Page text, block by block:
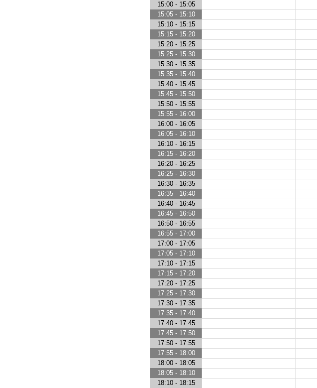
15:00 - 15:05
15:05 - 15:10
15:10 - 15:15
15:15 - 15:20
15:20 - 15:25
15:25 - 15:30
15:30 - 15:35
15:35 - 15:40
15:40 - 15:45
15:45 - 15:50
15:50 - 15:55
15:55 - 16:00
16:00 - 16:05
16:05 - 16:10
16:10 - 16:15
16:15 - 16:20
16:20 - 16:25
16:25 - 16:30
16:30 - 16:35
16:35 - 16:40
16:40 - 16:45
16:45 - 16:50
16:50 - 16:55
16:55 - 17:00
17:00 - 17:05
17:05 - 17:10
17:10 - 17:15
17:15 - 17:20
17:20 - 17:25
17:25 - 17:30
17:30 - 17:35
17:35 - 17:40
17:40 - 17:45
17:45 - 17:50
17:50 - 17:55
17:55 - 18:00
18:00 - 18:05
18:05 - 18:10
18:10 - 18:15